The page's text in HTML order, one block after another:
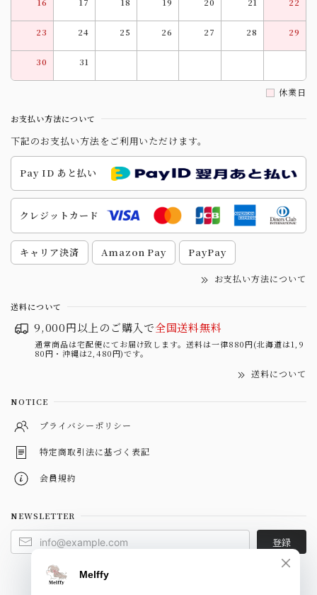
23 24 25 26 27 28 29
30 31
休業日
お支払い方法について
下記のお支払い方法をご利用いただけます。
Pay ID あと払い
クレジットカード
キャリア決済 Amazon Pay PayPay
お支払い方法について
送料について
9,000円以上のご購入で全国送料無料
通常商品は宅配便にてお届け致します。送料は一律880円(北海道は1,9
80円・沖縄は2,480円)です。
送料について
NOTICE
プライバシーポリシー
特定商取引法に基づく表記
会員規約
NEWSLETTER
登録